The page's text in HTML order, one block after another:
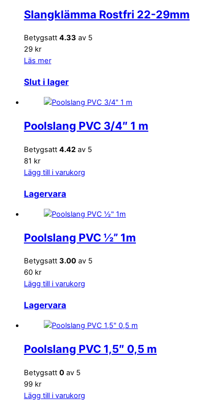
Slangklämma Rostfri 22-29mm
Betygsatt 4.33 av 5
29 kr
Läs mer
Slut i lager
Poolslang PVC 3/4″ 1 m
Betygsatt 4.42 av 5
81 kr
Lägg till i varukorg
Lagervara
Poolslang PVC ½” 1m
Betygsatt 3.00 av 5
60 kr
Lägg till i varukorg
Lagervara
Poolslang PVC 1,5″ 0,5 m
Betygsatt 0 av 5
99 kr
Lägg till i varukorg